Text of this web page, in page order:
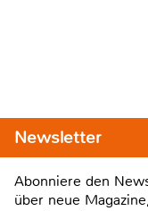
Newsletter
Abonniere den
über neue